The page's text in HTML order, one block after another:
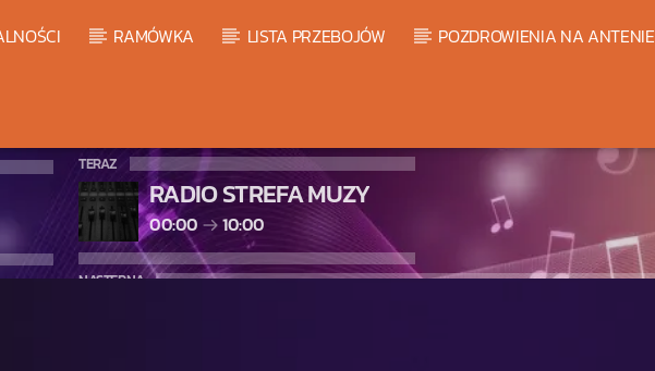
RAMÓWKA LISTA PRZEBOJÓW POZDROWIENIA NA ANTENIE
TERAZ
RADIO STREFA MUZY
00:00 10:00
NASTĘPNA